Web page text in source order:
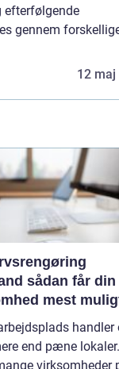
efterfølgende
gennem
12 maj
får din
mest
handler
end pæne lokaler.
virksomheder